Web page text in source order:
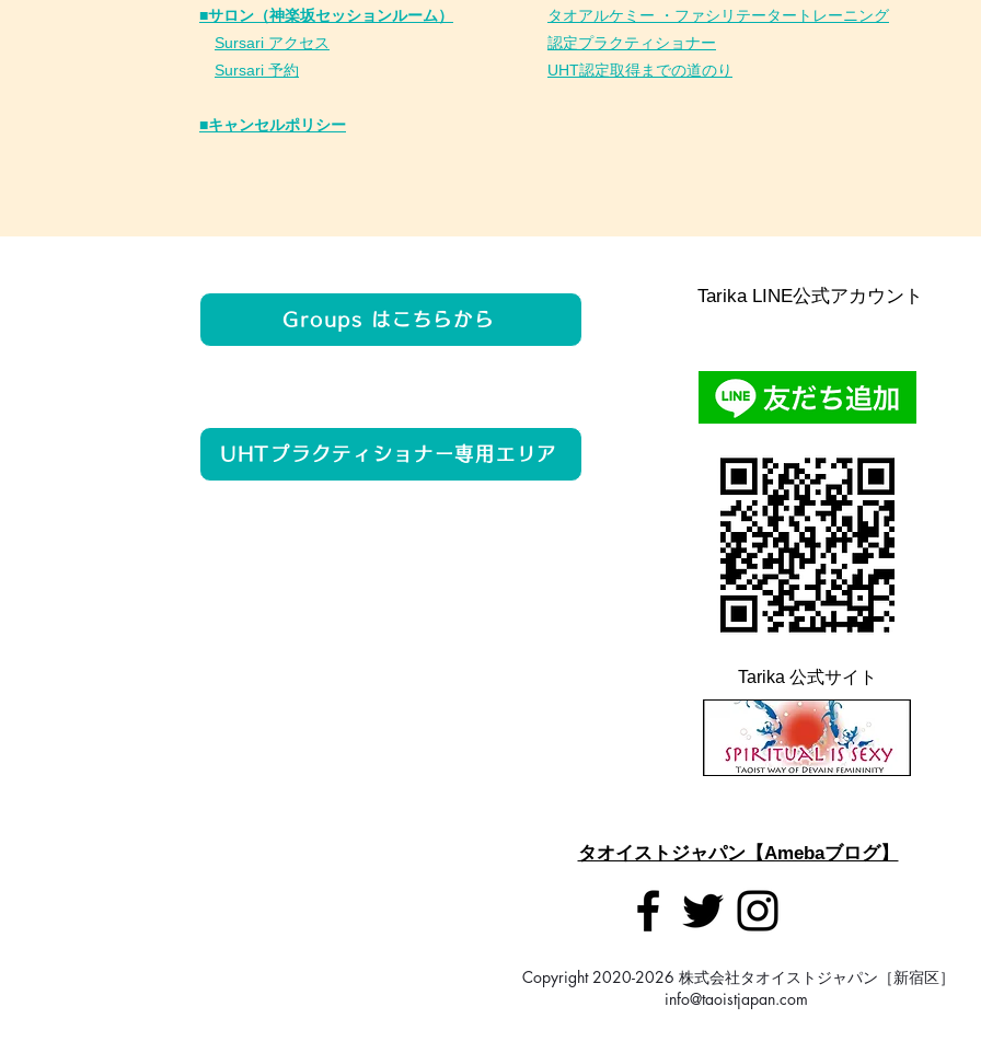
■サロン（神楽坂セッションルーム）
Sursari アクセス
Sursari 予約
​■キャンセルポリシー
タオアルケミー ・ファシリテータートレーニング
認定プラクティショナー
UHT認定取得までの道のり
Groups はこちらから
UHTプラクティショナー専用エリア
Tarika LINE公式アカウント
Tarika 公式サイト
タオイストジャパン【Amebaブログ】
Copyright 2020-2026 株式会社タオイストジャパン［新宿区］
info@taoistjapan.com